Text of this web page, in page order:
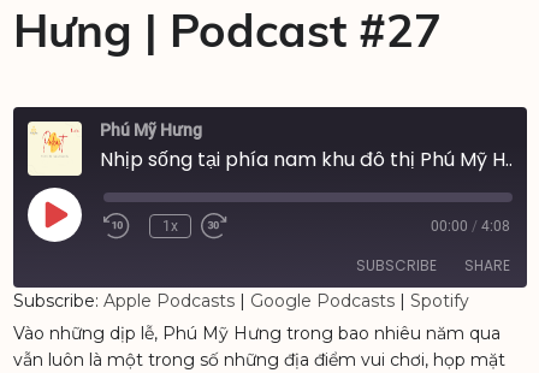
Hưng | Podcast #27
Phú Mỹ Hưng
Nhịp sống tại phía nam khu đô thị Phú Mỹ Hưng | Podcast #27
Play
Episode
1x 00:00 / 4:08
SUBSCRIBE SHARE
Apple Podcasts Google Podcasts
SHARE
Subscribe: Apple Podcasts| Google Podcasts| Spotify
Vào những dịp lễ, Phú Mỹ Hưng trong bao nhiêu năm qua
vẫn luôn là một trong số những địa điểm vui chơi, họp mặt